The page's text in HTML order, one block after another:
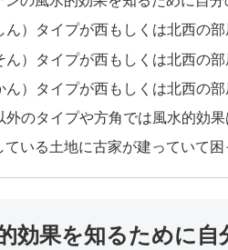
ん）タイプが西もしくは北西の
ん）タイプが西もしくは北西の
ん）タイプが西もしくは北西の
外のタイプや方角では風水的効
ている土地に古家が建っていて
効果を知るために